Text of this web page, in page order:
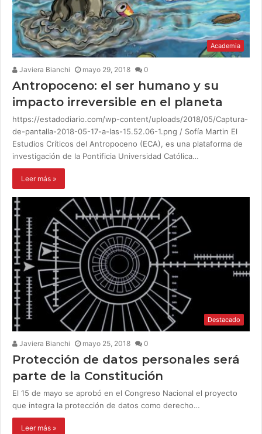
Academia
Javiera Bianchi mayo 29, 2018 0
Antropoceno: el ser humano y su
impacto irreversible en el planeta
https://estadodiario.com/wp-content/uploads/2018/05/Captura-
de-pantalla-2018-05-17-a-las-15.52.06-1.png / Sofía Martin El
Estudios Críticos del Antropoceno (ECA), es una plataforma de
investigación de la Pontificia Universidad Católica…
Leer más »
Destacado
Javiera Bianchi mayo 25, 2018 0
Protección de datos personales será
parte de la Constitución
El 15 de mayo se aprobó en el Congreso Nacional el proyecto
que integra la protección de datos como derecho…
Leer más »